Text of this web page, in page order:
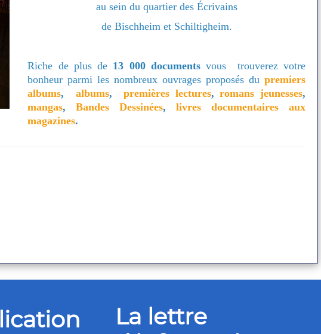
au sein du quartier des Écrivains
de Bischheim et Schiltigheim.
Riche de plus de 13 000 documentsvous trouverez votre
bonheur parmi les nombreux ouvrages proposés du premiers
albums, albums, premières lectures,romans jeunesses,
mangas,Bandes Dessinées,livres documentaires aux
magazines.
La lettre